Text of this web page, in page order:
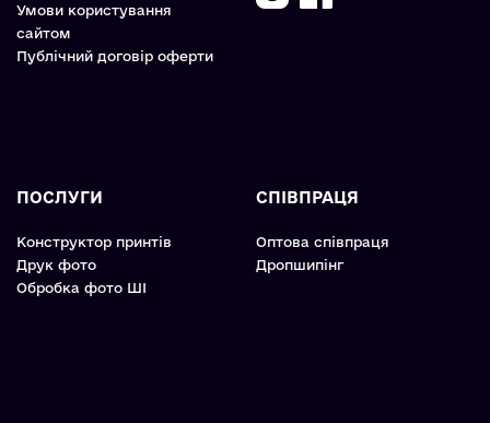
Умови користування
сайтом
Публічний договір оферти
ПОСЛУГИ
Конструктор принтів
Друк фото
Обробка фото ШІ
СПІВПРАЦЯ
Оптова співпраця
Дропшипінг